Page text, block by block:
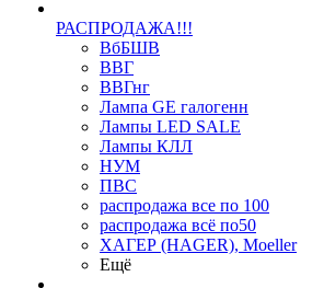
РАСПРОДАЖА!!!
ВбБШВ
ВВГ
ВВГнг
Лампа GE галогенн
Лампы LED SALE
Лампы КЛЛ
НУМ
ПВС
распродажа все по 100
распродажа всё по50
ХАГЕР (HAGER), Moeller
Ещё